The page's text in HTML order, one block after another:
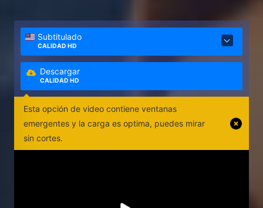
Subtitulado
CALIDAD HD
Descargar
CALIDAD HD
Esta opción de video contiene ventanas
emergentes y la carga es optima, puedes mirar
sin cortes.